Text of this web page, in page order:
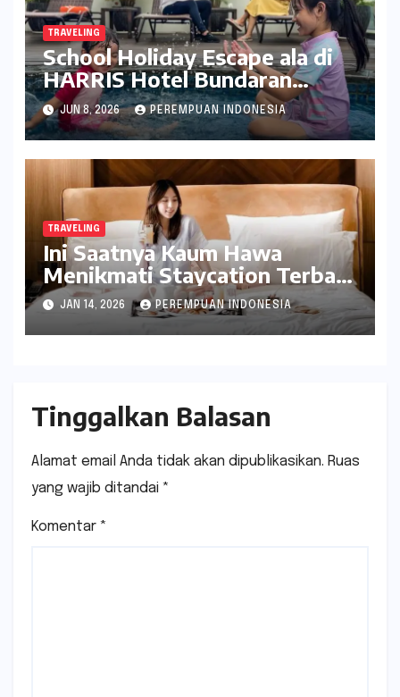
TRAVELING
School Holiday Escape ala di
HARRIS Hotel Bundaran
Satelit, Ini Keseruannya
JUN 8, 2026 PEREMPUAN INDONESIA
TRAVELING
Ini Saatnya Kaum Hawa
Menikmati Staycation Terbaik
di Hotel MORA Group
JAN 14, 2026 PEREMPUAN INDONESIA
Tinggalkan Balasan
Alamat email Anda tidak akan dipublikasikan. Ruas
yang wajib ditandai *
Komentar *